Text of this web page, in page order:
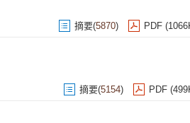
摘要(5870) PDF
摘要(5154) PDF